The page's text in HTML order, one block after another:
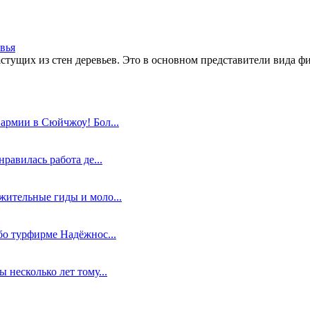
из стен деревьев. Это в основном представители вида
армии в Сюйчжоу! Бол...
работа де...
гиды и моло...
турфирме Надёжнос...
несколько лет тому...